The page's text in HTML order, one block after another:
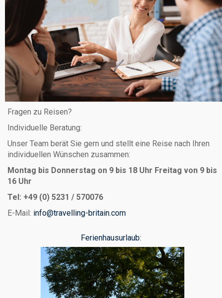
Fragen zu Reisen?
Individuelle Beratung:
Unser Team berät Sie gern und stellt eine Reise nach Ihren
individuellen Wünschen zusammen:
Montag bis Donnerstag on 9 bis 18 Uhr Freitag von 9 bis
16 Uhr
Tel: +49 (0) 5231 / 570076
E-Mail: info@travelling-britain.com
Ferienhausurlaub: